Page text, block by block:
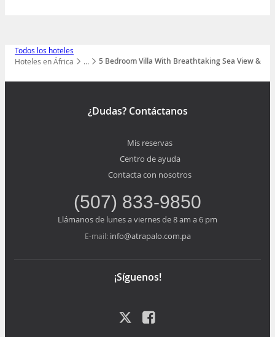
Todos los hoteles
…
Mostrar todos los niveles
Hoteles en África 5 Bedroom Villa With Breathtaking Sea View & Roof
¿Dudas? Contáctanos
Mis reservas
Centro de ayuda
Contacta con nosotros
(507) 833-9850
Llámanos de lunes a viernes de 8 am a 6 pm
E-mail: info@atrapalo.com.pa
¡Síguenos!